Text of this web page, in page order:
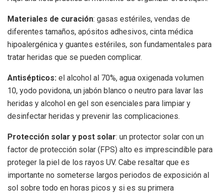
Materiales de curación: gasas estériles, vendas de
diferentes tamaños, apósitos adhesivos, cinta médica
hipoalergénica y guantes estériles, son fundamentales para
tratar heridas que se pueden complicar.
Antisépticos: el alcohol al 70%, agua oxigenada volumen
10, yodo povidona, un jabón blanco o neutro para lavar las
heridas y alcohol en gel son esenciales para limpiar y
desinfectar heridas y prevenir las complicaciones.
Protección solar y post solar: un protector solar con un
factor de protección solar (FPS) alto es imprescindible para
proteger la piel de los rayos UV. Cabe resaltar que es
importante no someterse largos periodos de exposición al
sol sobre todo en horas picos y si es su primera